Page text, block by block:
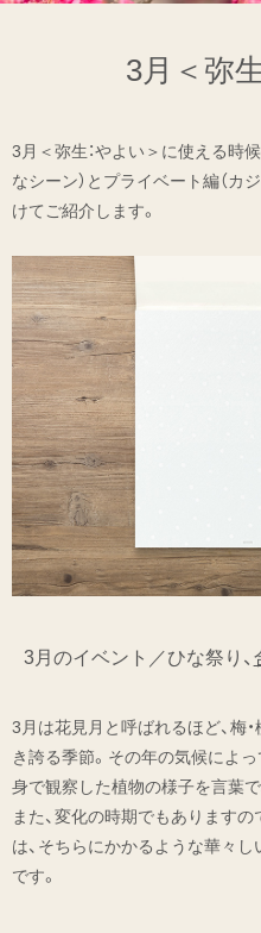
3月＜弥
3月＜弥生：やよい＞に使える時
なシーン）とプライベート編（カ
けてご紹介します。
3月のイベント／ひな祭り、
3月は花見月と呼ばれるほど、梅
き誇る季節。その年の気候によ
身で観察した植物の様子を言葉で
また、変化の時期でもあります
は、そちらにかかるような華々
です。